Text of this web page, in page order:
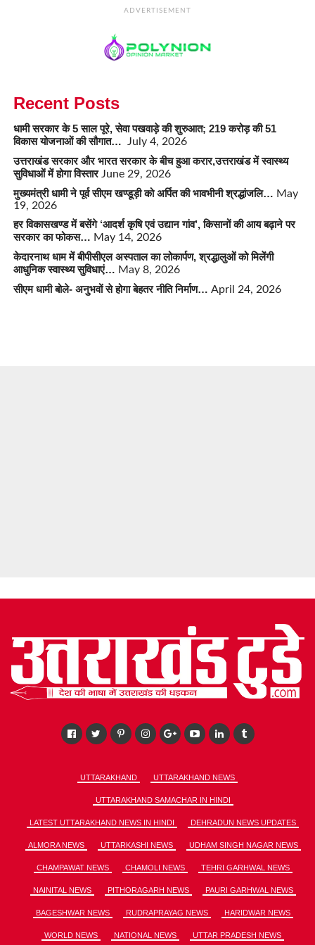
ADVERTISEMENT
Recent Posts
धामी सरकार के 5 साल पूरे, सेवा पखवाड़े की शुरुआत; 219 करोड़ की 51
विकास योजनाओं की सौगात…
July 4, 2026
उत्तराखंड सरकार और भारत सरकार के बीच हुआ करार,उत्तराखंड में स्वास्थ्य
सुविधाओं में होगा विस्तार June 29, 2026
मुख्यमंत्री धामी ने पूर्व सीएम खण्डूड़ी को अर्पित की भावभीनी श्रद्धांजलि… May
19, 2026
हर विकासखण्ड में बसेंगे ‘आदर्श कृषि एवं उद्यान गांव’, किसानों की आय बढ़ाने पर
सरकार का फोकस… May 14, 2026
केदारनाथ धाम में बीपीसीएल अस्पताल का लोकार्पण, श्रद्धालुओं को मिलेंगी
आधुनिक स्वास्थ्य सुविधाएं… May 8, 2026
सीएम धामी बोले- अनुभवों से होगा बेहतर नीति निर्माण… April 24, 2026
UTTARAKHAND UTTARAKHAND NEWS
UTTARAKHAND SAMACHAR IN HINDI
LATEST UTTARAKHAND NEWS IN HINDI DEHRADUN NEWS UPDATES
ALMORA NEWS UTTARKASHI NEWS UDHAM SINGH NAGAR NEWS
CHAMPAWAT NEWS CHAMOLI NEWS TEHRI GARHWAL NEWS
NAINITAL NEWS PITHORAGARH NEWS PAURI GARHWAL NEWS
BAGESHWAR NEWS RUDRAPRAYAG NEWS HARIDWAR NEWS
WORLD NEWS NATIONAL NEWS UTTAR PRADESH NEWS